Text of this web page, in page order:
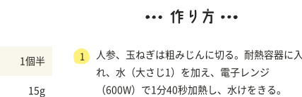
1個半
15g
1
人参、玉ねぎは粗みじんに切る。耐熱容器に入
れ、水（大さじ1）を加え、電子レンジ
（600W）で1分40秒加熱し、水けをきる。